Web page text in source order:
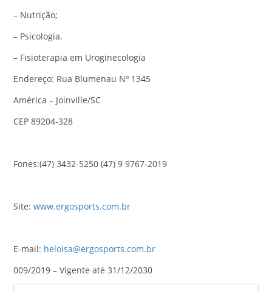
– Nutrição;
– Psicologia.
– Fisioterapia em Uroginecologia
Endereço: Rua Blumenau Nº 1345
América – Joinville/SC
CEP 89204-328
Fones:(47) 3432-5250 (47) 9 9767-2019
Site:www.ergosports.com.br
E-mail: heloisa@ergosports.com.br
009/2019 – Vigente até 31/12/2030